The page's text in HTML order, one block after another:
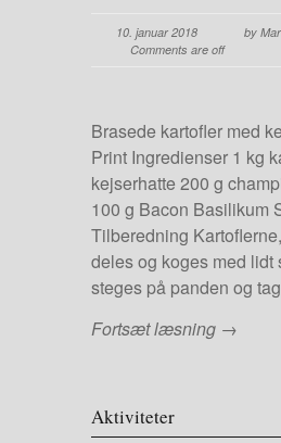
10. januar 2018
by
Comments are off
Brasede kartofler med
Print Ingredienser 1 kg
kejserhatte 200 g
100 g Bacon Basilikum
Tilberedning
deles og koges med lidt
steges på panden og
Fortsæt læsning →
Aktiviteter